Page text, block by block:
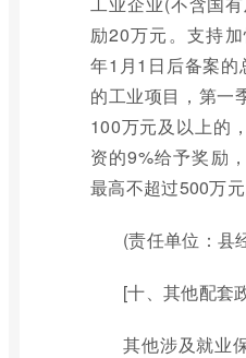
励20万元。支持
年1月1日后备案的
的工业项目，第一
100万元及以上的
资的9%给予奖励
最高不超过500万元
(责任单位：县
[十、其他配套
其他涉及就业